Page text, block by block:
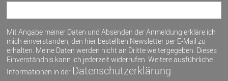
Mit Angabe meiner Daten und Absenden der Anmeldung erkläre ich
mich einverstanden, den hier bestellten Newsletter per E-Mail zu
erhalten. Meine Daten werden nicht an Dritte weitergegeben. Dieses
Einverständnis kann ich jederzeit widerrufen. Weitere ausführliche
Informationen in der Datenschutzerklärung